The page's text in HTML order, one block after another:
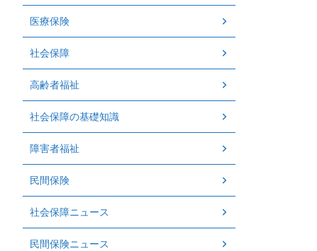
医療保険
社会保障
高齢者福祉
社会保障の基礎知識
障害者福祉
民間保険
社会保障ニュース
民間保険ニュース